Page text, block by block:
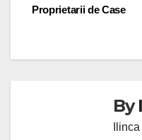
Proprietarii de Case
By